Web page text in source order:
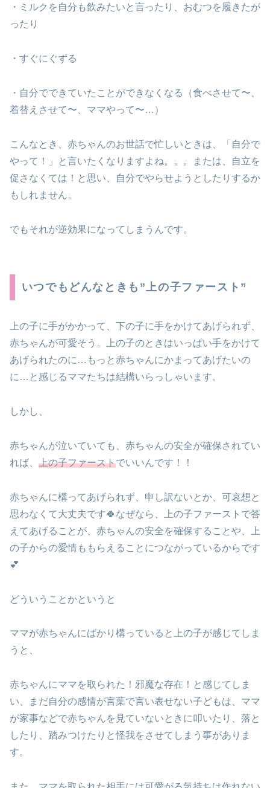
・ミルクを自分も飲みたいと言ったり、おむつを履きたが
ったり
・すぐにぐずる
・自分でできていたことができなくなる（食べさせて〜、
着替えさせて〜、ママやって〜…）
こんなとき、赤ちゃんのお世話で忙しいときは、「自分で
やって！」と言いたくなりますよね。。。または、自立を
促さなくては！と思い、自分でやらせようとしたりするか
もしれません。
でもそれが逆効果になってしまうんです。
いつでもどんなときも”上の子ファースト”
上の子に手がかかって、下の子に手をかけてあげられず、
赤ちゃんが可愛そう。上の子のときはいっぱい手をかけて
あげられたのに…もっと赤ちゃんにかまってあげたいの
に…と感じるママたちは結構いらっしゃいます。
しかし、
赤ちゃんが泣いていても、赤ちゃんの安全が確保されてい
れば、 上の子ファーストでいいんです！！
赤ちゃんに構ってあげられず、申し訳ないとか、可哀想と
思わなくて大丈夫です🍀なぜなら、上の子ファーストで答
えてあげることが、赤ちゃんの安全を確保することや、上
の子からの愛情ももらえることにつながっているからです
💕
どういうことかというと
ママが赤ちゃんにばかり構っていると上の子が感じてしま
うと、
赤ちゃんにママを取られた！邪魔な存在！と感じてしま
い、まだ自分の感情が言葉で言い表せない子どもは、ママ
が家事などで赤ちゃんを見ていないときに叩いたり、落と
したり、踏みつけたりと怪我をさせてしまう事がありま
す。